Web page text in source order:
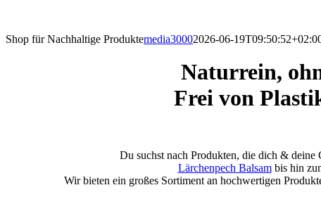
Shop für Nachhaltige Produktemedia30002026-06-
Naturrein,
Frei von
Du suchst nach Produkten, die dich &
Lärchenpech Balsambis hin
Wir bieten ein großes Sortiment an hochwertigen